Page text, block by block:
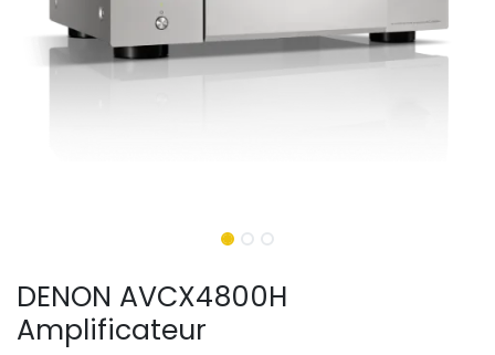
DENON AVCX4800H
Amplificateur